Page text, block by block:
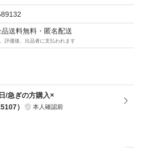
送料無料・匿名配送
評価後、出品者に支払われます
/急ぎの方購入×
） 本人確認前